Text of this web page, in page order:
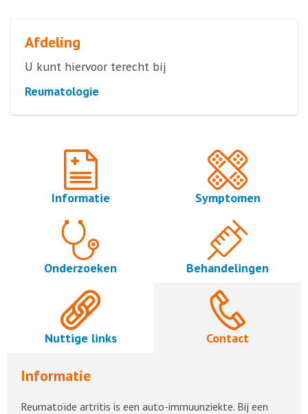
Afdeling
U kunt hiervoor terecht bij
Reumatologie
Informatie Symptomen
Onderzoeken Behandelingen
Nuttige links Contact
Informatie
Reumatoïde artritis is een auto-immuunziekte. Bij een